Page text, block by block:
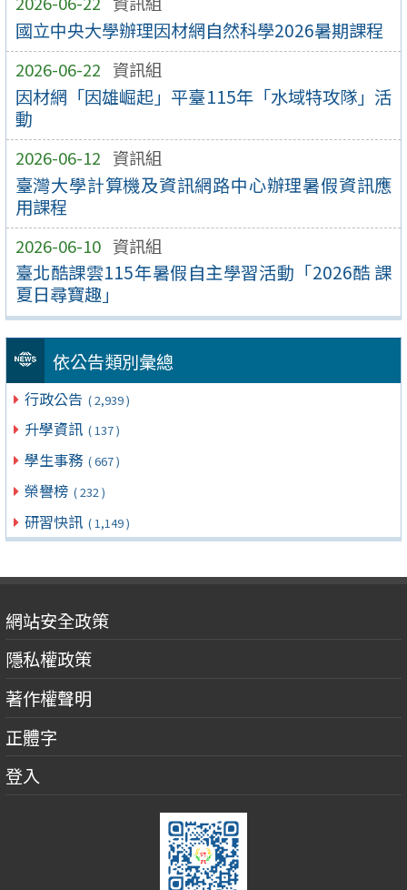
國立中央大學辦理因材網自然科學2026暑期課程
2026-06-22 資訊組
因材網「因雄崛起」平臺115年「水域特攻隊」活
動
2026-06-12 資訊組
臺灣大學計算機及資訊網路中心辦理暑假資訊應
用課程
2026-06-10 資訊組
臺北酷課雲115年暑假自主學習活動「2026酷 課
夏日尋寶趣」
依公告類別彙總
行政公告 ( 2,939 )
升學資訊 ( 137 )
學生事務 ( 667 )
榮譽榜 ( 232 )
研習快訊 ( 1,149 )
網站安全政策
隱私權政策
著作權聲明
正體字
登入